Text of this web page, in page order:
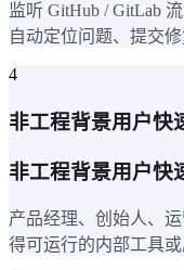
监听 GitHub / GitLab
自动定位问题、提交
4
非工程背景用户快
非工程背景用户快
产品经理、创始人、
得可运行的内部工具